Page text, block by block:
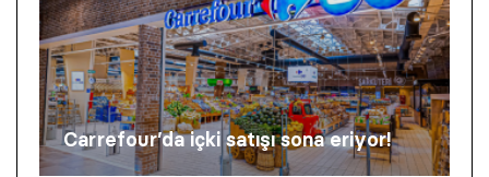
Carrefour’da içki satışı sona eriyor!